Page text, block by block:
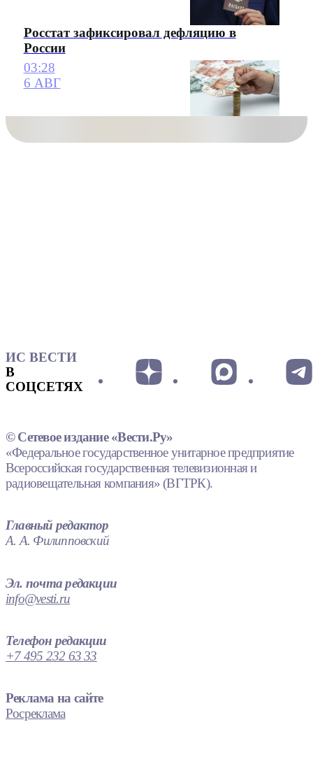
Росстат зафиксировал дефляцию в
России
03:28
6 АВГ
ИС ВЕСТИ
В
СОЦСЕТЯХ
© Сетевое издание «Вести.Ру»
«Федеральное государственное унитарное предприятие
Всероссийская государственная телевизионная и
радиовещательная компания» (ВГТРК).
Главный редактор
А. А. Филипповский
Эл. почта редакции
info@vesti.ru
Телефон редакции
+7 495 232 63 33
Реклама на сайте
Росреклама